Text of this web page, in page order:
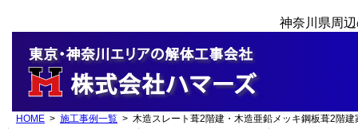
神奈川県周
HOME > 施工事例一覧 > 木造スレート葺2階建・木造亜鉛メッキ鋼板葺2階